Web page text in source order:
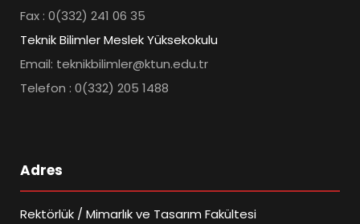
Fax : 0(332) 241 06 35
Teknik Bilimler Meslek Yüksekokulu
Email: teknikbilimler@ktun.edu.tr
Telefon : 0(332) 205 1488
Adres
Rektörlük / Mimarlık ve Tasarım Fakültesi